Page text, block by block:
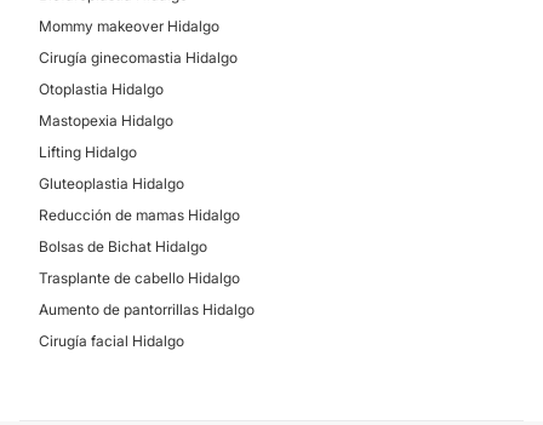
Mommy makeover Hidalgo
Cirugía ginecomastia Hidalgo
Otoplastia Hidalgo
Mastopexia Hidalgo
Lifting Hidalgo
Gluteoplastia Hidalgo
Reducción de mamas Hidalgo
Bolsas de Bichat Hidalgo
Trasplante de cabello Hidalgo
Aumento de pantorrillas Hidalgo
Cirugía facial Hidalgo